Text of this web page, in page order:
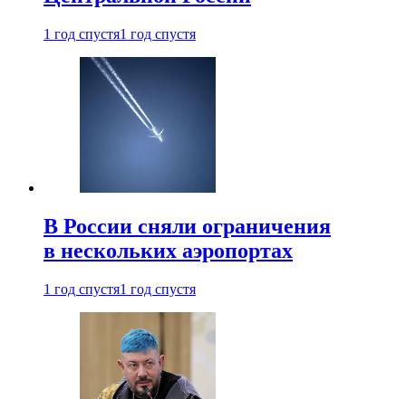
1 год спустя1 год спустя
В России сняли ограничения
в нескольких аэропортах
1 год спустя1 год спустя